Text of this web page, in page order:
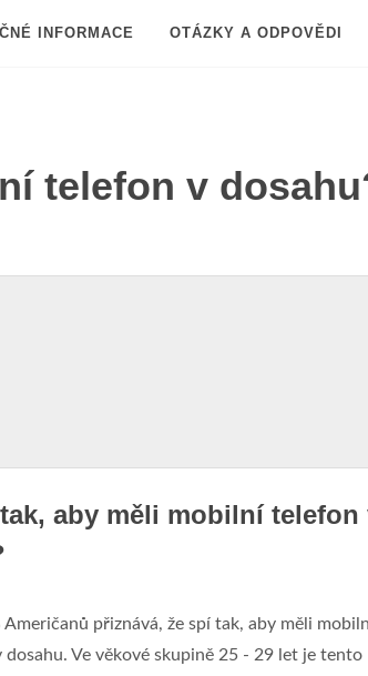
INFORMACE OTÁZKY A ODPOVĚDI
telefon v
aby měli mobilní telefon
Američanů přiznává, že spí tak, aby měli
Ve věkové skupině 25 - 29 let je tento